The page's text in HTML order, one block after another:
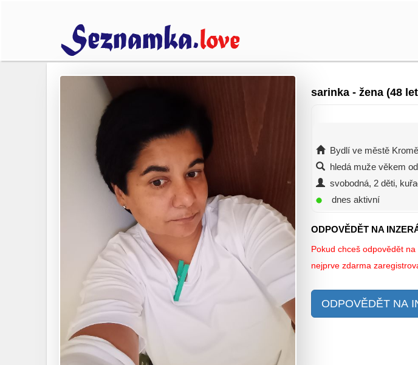
sarinka - žena (48
Bydlí ve městě
hledá muže věkem
svobodná, 2 děti,
dnes aktivní
ODPOVĚDĚT NA
Pokud chceš odpovědět
nejprve zdarma
ODPOVĚDĚT NA